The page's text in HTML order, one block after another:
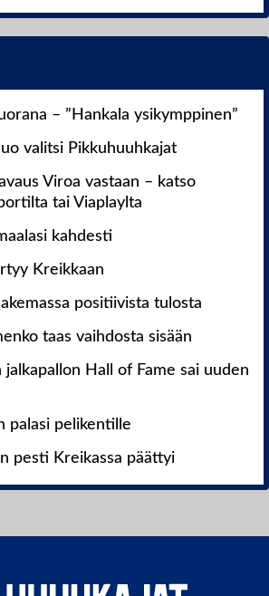
– ”Hankala ysikymppinen”
valitsi Pikkuhuuhkajat
Viroa vastaan – katso
tai Viaplaylta
kahdesti
Kreikkaan
positiivista tulosta
taas vaihdosta sisään
jalkapallon Hall of Fame sai uuden
palasi pelikentille
pesti Kreikassa päättyi